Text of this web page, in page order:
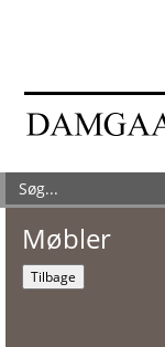
Møbler
Tilbage